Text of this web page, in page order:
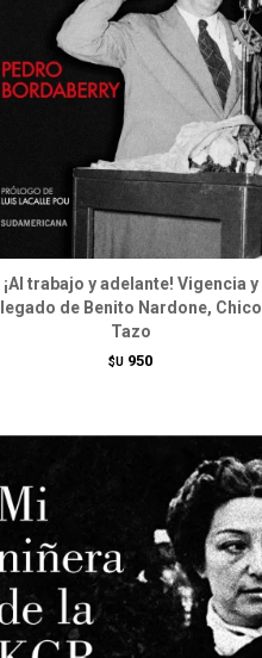
¡Al trabajo y adelante! Vigencia y
legado de Benito Nardone, Chico
Tazo
$U 950